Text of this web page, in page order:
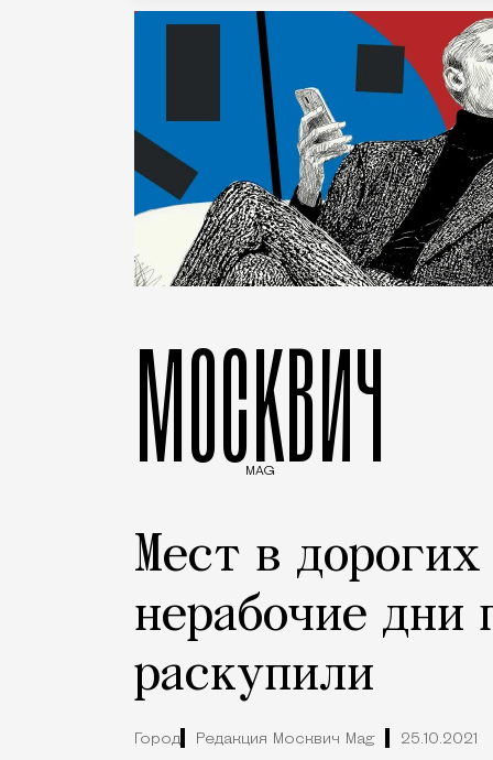
МОСКВИЧ
MAG
Мест в
нерабочие дни
раскупили
Город Редакция Москвич Mag 25.10.2021